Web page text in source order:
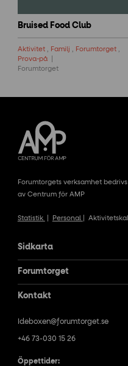
Bruised Food Club
Aktivitet Familj Forumtorget
Prova-på
Forumtorget
Forumtorgets verksamhet bedrivs
av Centrum för AMP
Statistik Personal
Sidkarta
Forumtorget
Kontakt
Ideboxen@forumtorget.se
+46 73-030 15 26
Öppettider: